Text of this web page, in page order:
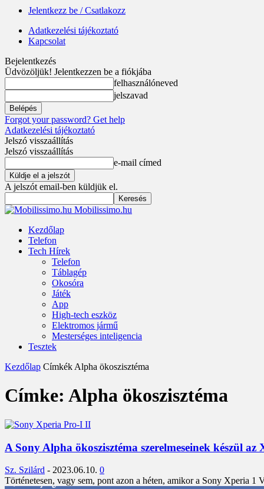
Jelentkezz be / Csatlakozz
Adatkezelési tájékoztató
Kapcsolat
Bejelentkezés
Üdvözöljük! Jelentkezzen be a fiókjába
felhasználóneved
jelszavad
Forgot your password? Get help
Adatkezelési tájékoztató
Jelszó visszaállítás
Jelszó visszaállítás
e-mail címed
A jelszót email-ben küldjük el.
Mobilissimo.hu
Kezdőlap
Telefon
Tech Hírek
Telefon
Táblagép
Okosóra
Játék
App
High-tech eszköz
Elektromos jármű
Mesterséges inteligencia
Tesztek
Kezdőlap Címkék Alpha ökoszisztéma
Címke: Alpha ökoszisztéma
A Sony Alpha ökoszisztéma szerelmeseinek készül
Sz. Szilárd - 2023.06.10. 0
Történetesen, vagy sem, pont azon a héten, amikor a Sony Xperia
3,452 Rajongók